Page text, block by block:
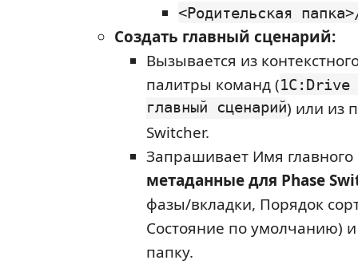
<Родительская
Создать главный сценарий:
Вызывается из
палитры команд (1C:Drive
главный сценарий) или из
Switcher.
Запрашивает Имя главного
метаданные для Phase
фазы/вкладки, Порядок
Состояние по умолчанию)
папку.